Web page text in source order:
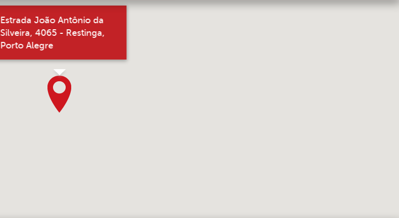
Estrada João Antônio da
Silveira, 4065 - Restinga,
Porto Alegre